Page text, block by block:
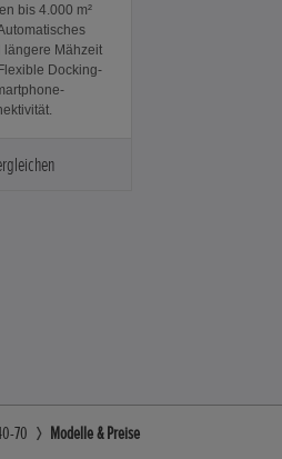
bis 4.000 m²
längere Mähzeit
Docking-
70 Modelle & Preise